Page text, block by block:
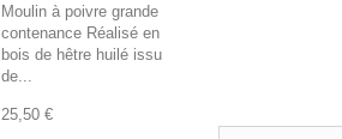
Moulin à poivre grande
contenance Réalisé en
bois de hêtre huilé issu
de...
25,50 €